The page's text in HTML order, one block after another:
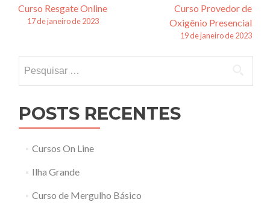
Navegação
posts
Curso Resgate Online
17 de janeiro de 2023
Curso Provedor de
Oxigênio Presencial
19 de janeiro de 2023
por:
POSTS RECENTES
Cursos On Line
Ilha Grande
Curso de Mergulho Básico